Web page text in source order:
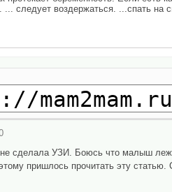
... следует воздержаться. ...спать на
сделала УЗИ. Боюсь что малыш
пришлось прочитать эту